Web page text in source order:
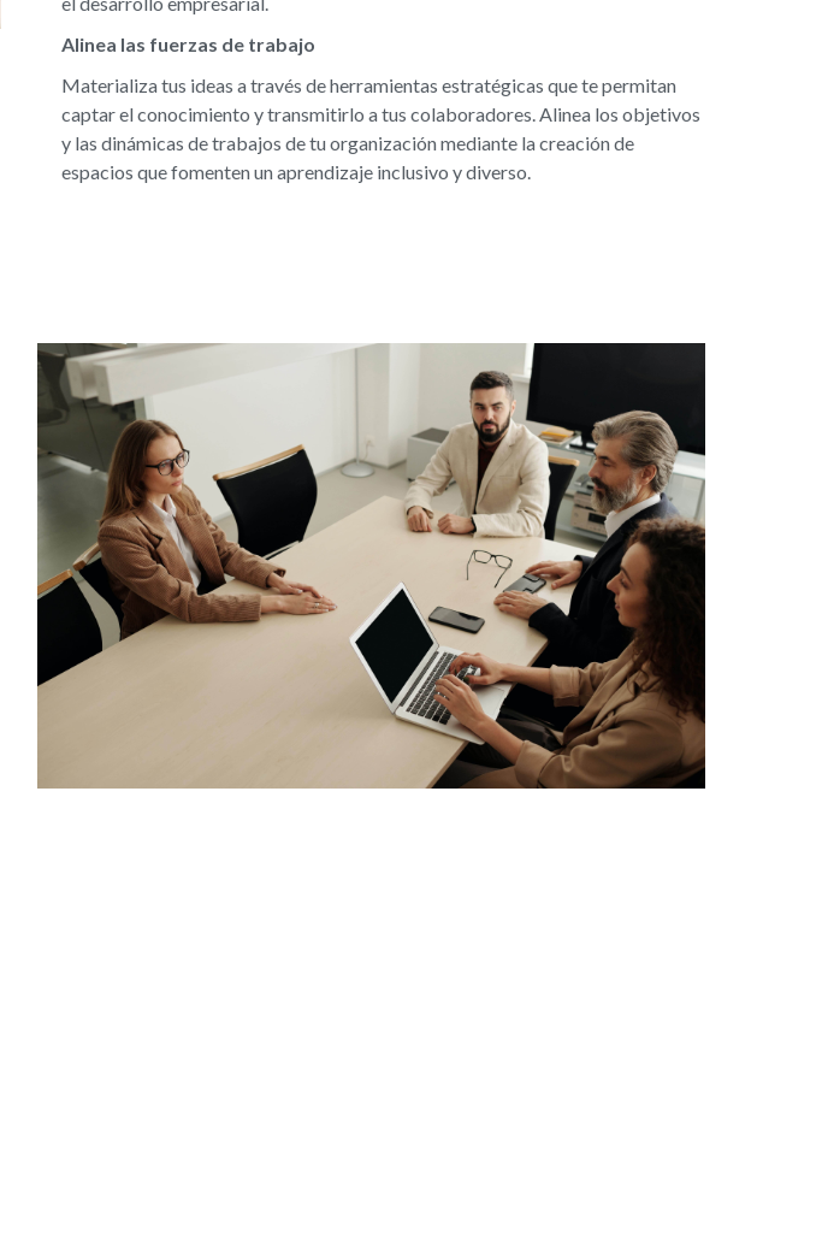
Alinea las fuerzas de trabajo
Materializa tus ideas a través de herramientas estratégicas que te permitan
captar el conocimiento y transmitirlo a tus colaboradores. Alinea los objetivos
y las dinámicas de trabajos de tu organización mediante la creación de
espacios que fomenten un aprendizaje inclusivo y diverso.